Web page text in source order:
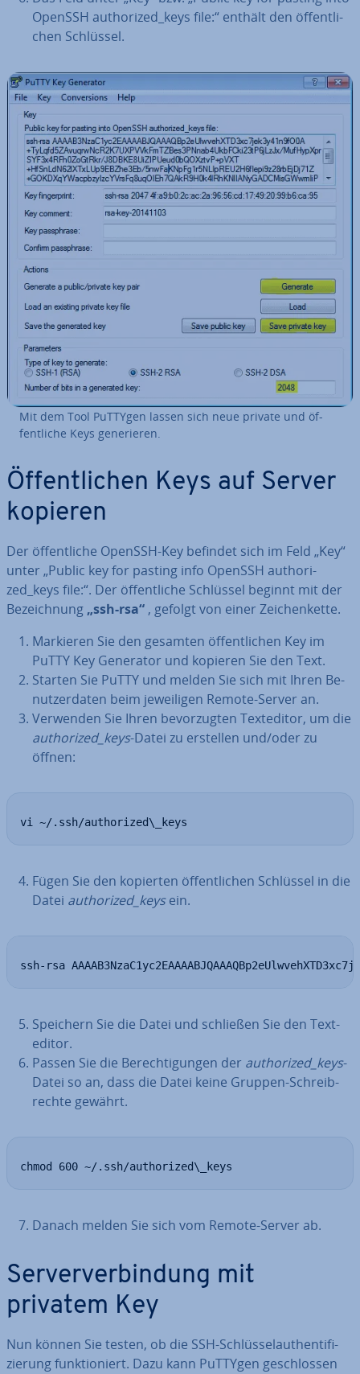
OpenSSH aut­ho­ri­zed_keys file:“ enthält den öf­fent­li­
chen Schlüssel.
Mit dem Tool PuTTYgen lassen sich neue private und öf­
fent­li­che Keys ge­ne­rie­ren.
Öf­fent­li­chen Keys auf Server
kopieren
Der öf­fent­li­che OpenSSH-Key befindet sich im Feld „Key“
unter „Public key for pasting info OpenSSH aut­ho­ri­
zed_keys file:“. Der öf­fent­li­che Schlüssel beginnt mit der
Be­zeich­nung „ssh-rsa“ , gefolgt von einer Zei­chen­ket­te.
Markieren Sie den gesamten öf­fent­li­chen Key im
PuTTY Key Generator und kopieren Sie den Text.
Starten Sie PuTTY und melden Sie sich mit Ihren Be­
nut­zer­da­ten beim je­wei­li­gen Remote-Server an.
Verwenden Sie Ihren be­vor­zug­ten Text­edi­tor, um die
aut­ho­ri­zed_keys-Datei zu erstellen und/oder zu
öffnen:
vi ~/.ssh/authorized\_keys
Fügen Sie den kopierten öf­fent­li­chen Schlüssel in die
Datei aut­ho­ri­zed_keysein.
ssh-rsa
Speichern Sie die Datei und schließen Sie den Text­
edi­tor.
Passen Sie die Be­rech­ti­gun­gen der aut­ho­ri­zed_keys-
Datei so an, dass die Datei keine Gruppen-Schreib­
rech­te gewährt.
chmod 600 ~/.ssh/authorized\_keys
Danach melden Sie sich vom Remote-Server ab.
Ser­ver­ver­bin­dung mit
privatem Key
Nun können Sie testen, ob die SSH-Schlüs­sel­au­then­ti­fi­
zie­rung funk­tio­niert. Dazu kann PuTTYgen ge­schlos­sen